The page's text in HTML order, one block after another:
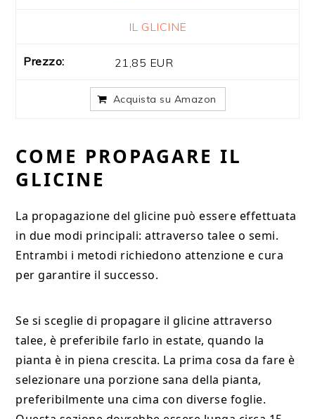
IL GLICINE
21,85 EUR
Acquista su Amazon
COME PROPAGARE IL
GLICINE
La propagazione del glicine può essere effettuata
in due modi principali: attraverso talee o semi.
Entrambi i metodi richiedono attenzione e cura
per garantire il successo.
Se si sceglie di propagare il glicine attraverso
talee, è preferibile farlo in estate, quando la
pianta è in piena crescita. La prima cosa da fare è
selezionare una porzione sana della pianta,
preferibilmente una cima con diverse foglie.